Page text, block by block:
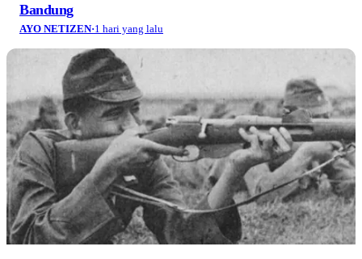
Bandung
AYO NETIZEN·1 hari yang lalu